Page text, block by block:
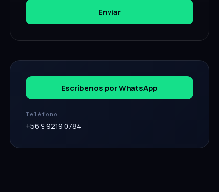
Enviar
Escríbenos por WhatsApp
Teléfono
+56 9 9219 0784